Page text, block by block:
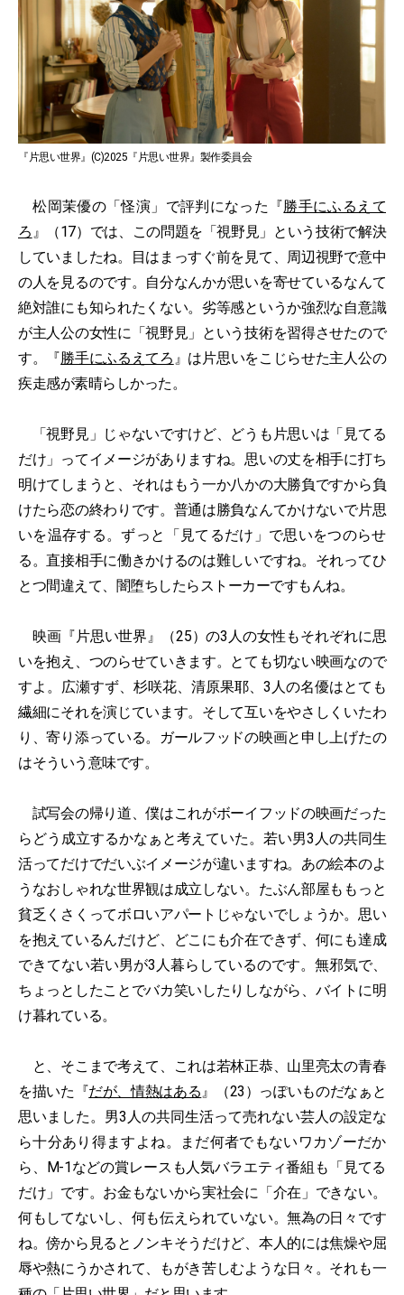
『片思い世界』(C)2025『片思い世界』製作委員会
松岡茉優の「怪演」で評判になった『勝手にふるえて
ろ 』（17）では、この問題を「視野見」という技術で解決
していましたね。目はまっすぐ前を見て、周辺視野で意中
の人を見るのです。自分なんかが思いを寄せているなんて
絶対誰にも知られたくない。劣等感というか強烈な自意識
が主人公の女性に「視野見」という技術を習得させたので
す。『勝手にふるえてろ 』は片思いをこじらせた主人公の
疾走感が素晴らしかった。
「視野見」じゃないですけど、どうも片思いは「見てる
だけ」ってイメージがありますね。思いの丈を相手に打ち
明けてしまうと、それはもう一か八かの大勝負ですから負
けたら恋の終わりです。普通は勝負なんてかけないで片思
いを温存する。ずっと「見てるだけ」で思いをつのらせ
る。直接相手に働きかけるのは難しいですね。それってひ
とつ間違えて、闇堕ちしたらストーカーですもんね。
映画『片思い世界』（25）の3人の女性もそれぞれに思
いを抱え、つのらせていきます。とても切ない映画なので
すよ。広瀬すず、杉咲花、清原果耶、3人の名優はとても
繊細にそれを演じています。そして互いをやさしくいたわ
り、寄り添っている。ガールフッドの映画と申し上げたの
はそういう意味です。
試写会の帰り道、僕はこれがボーイフッドの映画だった
らどう成立するかなぁと考えていた。若い男3人の共同生
活ってだけでだいぶイメージが違いますね。あの絵本のよ
うなおしゃれな世界観は成立しない。たぶん部屋ももっと
貧乏くさくってボロいアパートじゃないでしょうか。思い
を抱えているんだけど、どこにも介在できず、何にも達成
できてない若い男が3人暮らしているのです。無邪気で、
ちょっとしたことでバカ笑いしたりしながら、バイトに明
け暮れている。
と、そこまで考えて、これは若林正恭、山里亮太の青春
を描いた『だが、情熱はある』（23）っぽいものだなぁと
思いました。男3人の共同生活って売れない芸人の設定な
ら十分あり得ますよね。まだ何者でもないワカゾーだか
ら、M-1などの賞レースも人気バラエティ番組も「見てる
だけ」です。お金もないから実社会に「介在」できない。
何もしてないし、何も伝えられていない。無為の日々です
ね。傍から見るとノンキそうだけど、本人的には焦燥や屈
辱や熱にうかされて、もがき苦しむような日々。それも一